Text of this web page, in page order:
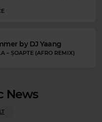
by DJ Yaang
– ȘOAPTE (AFRO REMIX)
News